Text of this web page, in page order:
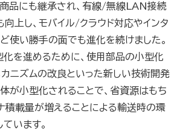
商品にも継承され、有線/無線LAN接続
上し、モバイル/クラウド対応やインタ
使い勝手の面でも進化を続けました。
を進めるために、使用部品の小型化
ニズムの改良といった新しい技術開発
が小型化されることで、省資源はもち
積載量が増えることによる輸送時の環
います。